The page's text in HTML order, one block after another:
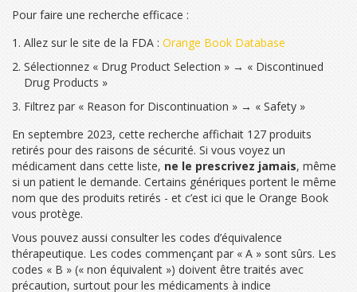
Pour faire une recherche efficace :
Allez sur le site de la FDA : Orange Book Database
Sélectionnez « Drug Product Selection » → « Discontinued
Drug Products »
Filtrez par « Reason for Discontinuation » → « Safety »
En septembre 2023, cette recherche affichait 127 produits
retirés pour des raisons de sécurité. Si vous voyez un
médicament dans cette liste, ne le prescrivez jamais, même
si un patient le demande. Certains génériques portent le même
nom que des produits retirés - et c’est ici que le Orange Book
vous protège.
Vous pouvez aussi consulter les codes d’équivalence
thérapeutique. Les codes commençant par « A » sont sûrs. Les
codes « B » (« non équivalent ») doivent être traités avec
précaution, surtout pour les médicaments à indice